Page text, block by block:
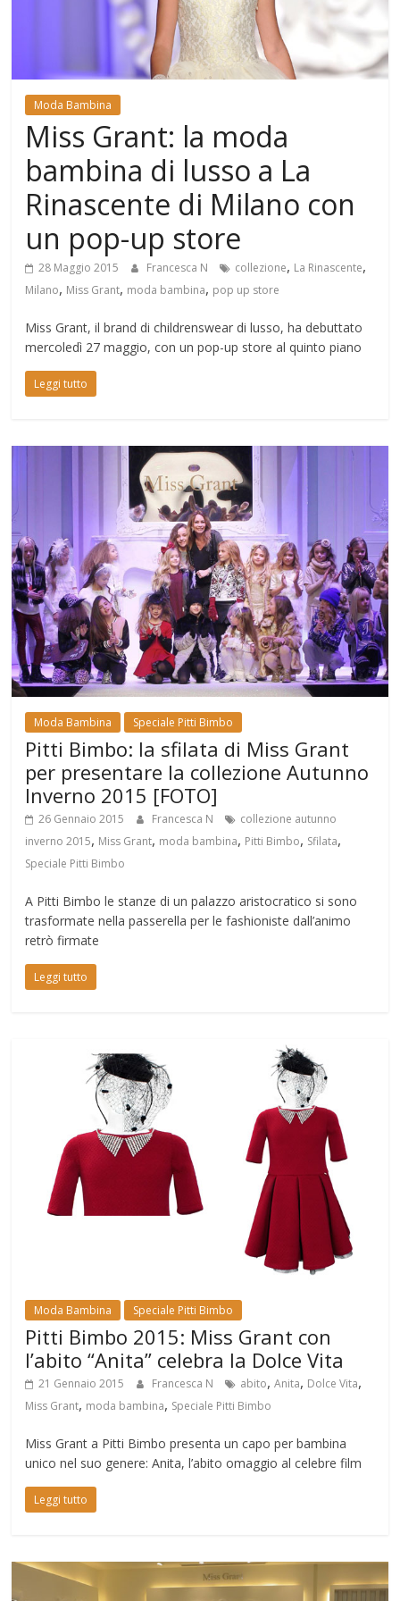
Moda Bambina
Miss Grant: la moda
bambina di lusso a La
Rinascente di Milano con
un pop-up store
28 Maggio 2015 Francesca N collezione, La Rinascente,
Milano, Miss Grant, moda bambina, pop up store
Miss Grant, il brand di childrenswear di lusso, ha debuttato
mercoledì 27 maggio, con un pop-up store al quinto piano
Leggi tutto
Moda Bambina Speciale Pitti Bimbo
Pitti Bimbo: la sfilata di Miss Grant
per presentare la collezione Autunno
Inverno 2015 [FOTO]
26 Gennaio 2015 Francesca N
collezione autunno
inverno 2015, Miss Grant, moda bambina, Pitti Bimbo, Sfilata,
Speciale Pitti Bimbo
A Pitti Bimbo le stanze di un palazzo aristocratico si sono
trasformate nella passerella per le fashioniste dall’animo
retrò firmate
Leggi tutto
Moda Bambina Speciale Pitti Bimbo
Pitti Bimbo 2015: Miss Grant con
l’abito “Anita” celebra la Dolce Vita
21 Gennaio 2015 Francesca N abito,Anita, Dolce Vita,
Miss Grant, moda bambina, Speciale Pitti Bimbo
Miss Grant a Pitti Bimbo presenta un capo per bambina
unico nel suo genere: Anita, l’abito omaggio al celebre film
Leggi tutto